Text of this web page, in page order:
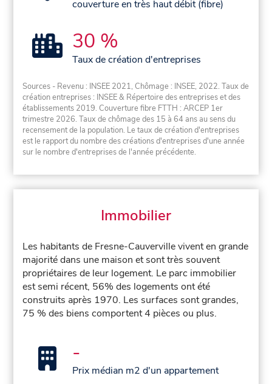
couverture en très haut débit (fibre)
30 %
Taux de création d'entreprises
Sources - Revenu : INSEE 2021, Chômage : INSEE, 2022. Taux de
création entreprises : INSEE & Répertoire des entreprises et des
établissements 2019. Couverture fibre FTTH : ARCEP 1er
trimestre 2026. Taux de chômage des 15 à 64 ans au sens du
recensement de la population. Le taux de création d'entreprises
est le rapport du nombre des créations d'entreprises d'une année
sur le nombre d'entreprises de l'année précédente.
Immobilier
Les habitants de Fresne-Cauverville vivent en grande
majorité dans une maison et sont très souvent
propriétaires de leur logement. Le parc immobilier
est semi récent, 56% des logements ont été
construits après 1970. Les surfaces sont grandes,
75 % des biens comportent 4 pièces ou plus.
-
Prix médian m2 d'un appartement